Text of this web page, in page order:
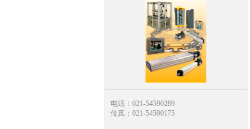
电话：021-54590289
传真：021-54590175